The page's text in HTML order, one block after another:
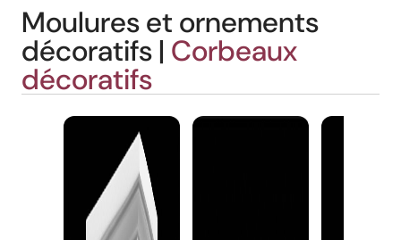
Moulures et ornements
décoratifs | Corbeaux
décoratifs